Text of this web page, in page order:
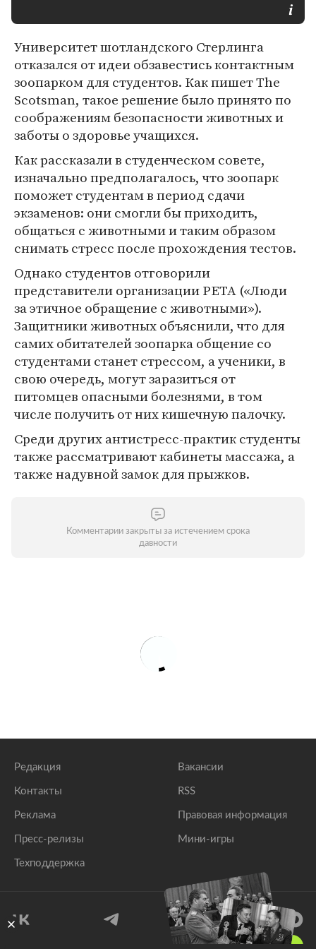
Университет шотландского Стерлинга
отказался от идеи обзавестись контактным
зоопарком для студентов. Как пишет The
Scotsman, такое решение было принято по
соображениям безопасности животных и
заботы о здоровье учащихся.
Как рассказали в студенческом совете,
изначально предполагалось, что зоопарк
поможет студентам в период сдачи
экзаменов: они смогли бы приходить,
общаться с животными и таким образом
снимать стресс после прохождения тестов.
Однако студентов отговорили
представители организации PETA («Люди
за этичное обращение с животными»).
Защитники животных объяснили, что для
самих обитателей зоопарка общение со
студентами станет стрессом, а ученики, в
свою очередь, могут заразиться от
питомцев опасными болезнями, в том
числе получить от них кишечную палочку.
Среди других антистресс-практик студенты
также рассматривают кабинеты массажа, а
также надувной замок для прыжков.
Комментарии закрыты за истечением срока
давности
Редакция
Контакты
Реклама
Пресс-релизы
Техподдержка
Вакансии
RSS
Правовая информация
Мини-игры